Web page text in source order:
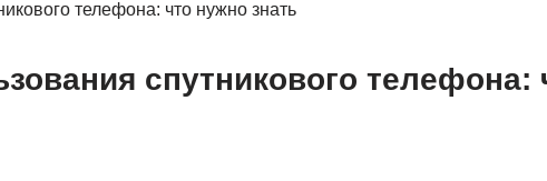
спутникового телефона: